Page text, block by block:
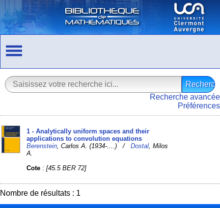
Recherche avancée
Préférences
1 - Analytically uniform spaces and their
applications to convolution equations
Berenstein , Carlos A. (1934-....) /Dostal , Milos
A.
Cote :[45.5 BER 72]
Nombre de résultats : 1